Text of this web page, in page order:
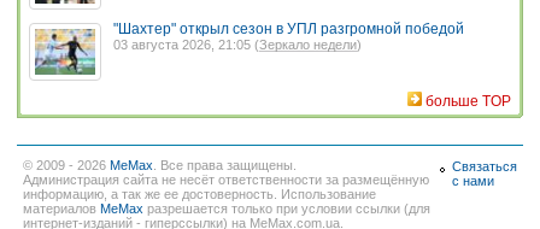
"Шахтер" открыл сезон в УПЛ разгромной победой
03 августа 2026, 21:05 (Зеркало недели)
больше TOP
© 2009 - 2026 MeMax . Все права защищены.
Администрация сайта не несёт ответственности за размещённую
информацию, а так же ее достоверность. Использование
материалов MeMax разрешается только при условии ссылки (для
интернет-изданий - гиперссылки) на MeMax.com.ua.
Связаться
с нами